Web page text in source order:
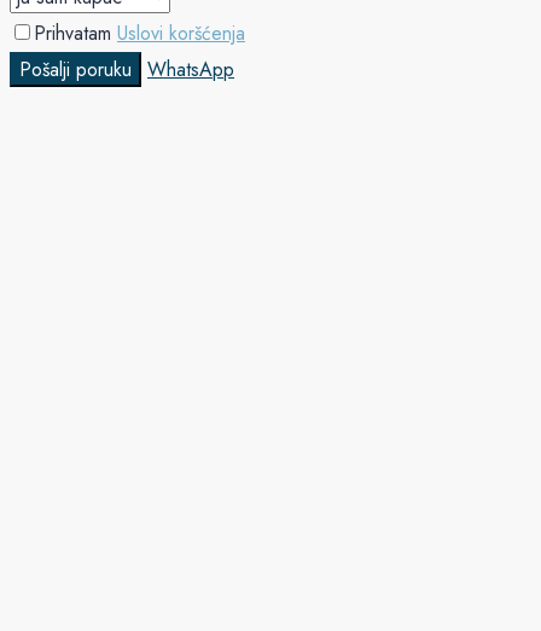
Prihvatam Uslovi koršćenja
Pošalji poruku
WhatsApp